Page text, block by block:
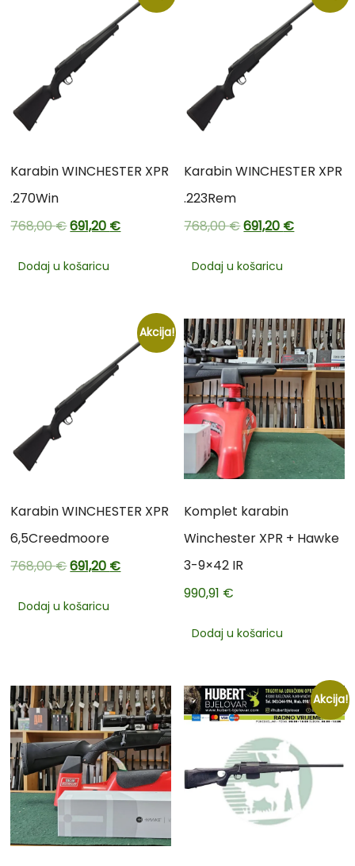
Karabin WINCHESTER XPR
.270Win
768,00€691,20 €
Dodaj u košaricu
Karabin WINCHESTER XPR
.223Rem
768,00€691,20 €
Dodaj u košaricu
Akcija!
Karabin WINCHESTER XPR
6,5Creedmoore
768,00€691,20 €
Dodaj u košaricu
Komplet karabin
Winchester XPR + Hawke
3-9×42 IR
990,91 €
Dodaj u košaricu
Akcija!